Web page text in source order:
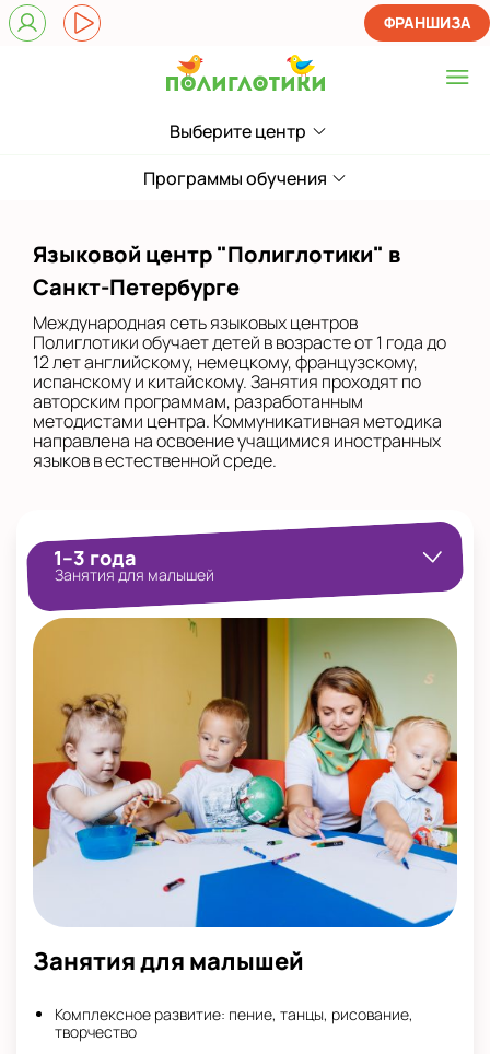
Выберите центр
Выберите центр
ЖК Лондон Парк
на Звездной
на Ленинском
на Парнасе
в Новом Оккервиле
в Новоселье (школа)
ФРАНШИЗА
Программы обучения
Языковой центр "Полиглотики" в
Санкт-Петербурге
Международная сеть языковых центров
Полиглотики обучает детей в возрасте от 1 года до
12 лет английскому, немецкому, французскому,
испанскому и китайскому. Занятия проходят по
авторским программам, разработанным
методистами центра. Коммуникативная методика
направлена на освоение учащимися иностранных
языков в естественной среде.
1–3 года
Занятия для малышей
Занятия для малышей
Комплексное развитие: пение, танцы, рисование,
творчество